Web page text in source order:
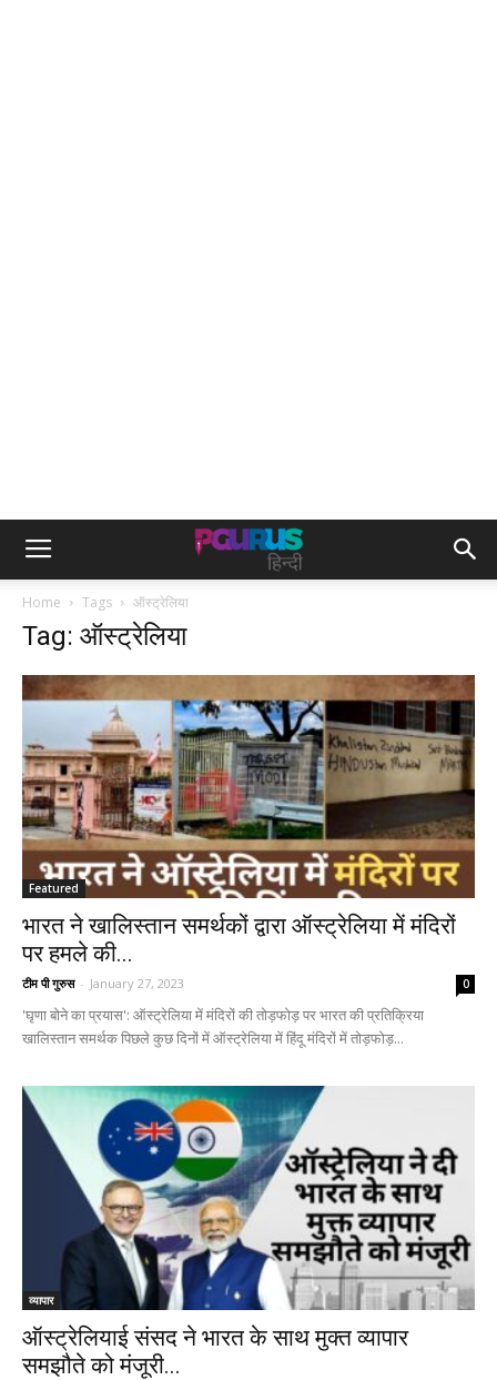
Home Tags ऑस्ट्रेलिया
Tag: ऑस्ट्रेलिया
Featured
भारत ने खालिस्तान समर्थकों द्वारा ऑस्ट्रेलिया में मंदिरों
पर हमले की...
टीम पी गुरुस - January 27, 2023 0
'घृणा बोने का प्रयास': ऑस्ट्रेलिया में मंदिरों की तोड़फोड़ पर भारत की प्रतिक्रिया
खालिस्तान समर्थक पिछले कुछ दिनों में ऑस्ट्रेलिया में हिंदू मंदिरों में तोड़फोड़...
व्यापार
ऑस्ट्रेलियाई संसद ने भारत के साथ मुक्त व्यापार
समझौते को मंजूरी...